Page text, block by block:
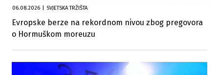
06.08.2026 SVJETSKA TRŽIŠTA
Evropske berze na rekordnom nivou zbog pregovora
o Hormuškom moreuzu